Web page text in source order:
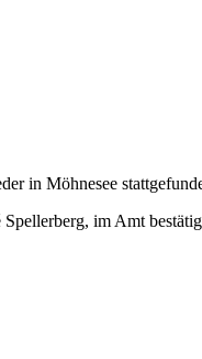
in Möhnesee
im Amt